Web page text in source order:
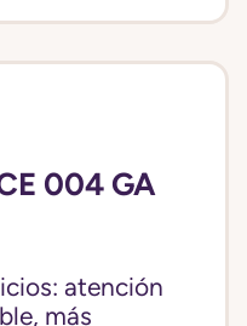
004 GA
atención
más